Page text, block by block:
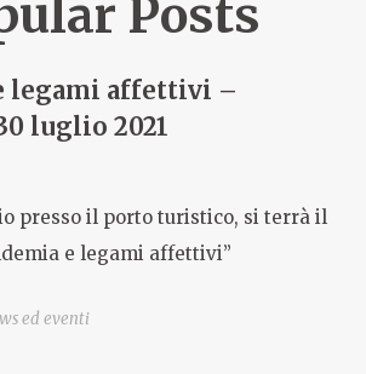
Posts
legami affettivi –
luglio 2021
presso il porto turistico, si terrà il
e legami affettivi”
ed eventi